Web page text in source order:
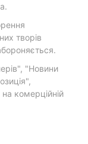
творів
"Новини
комерційній